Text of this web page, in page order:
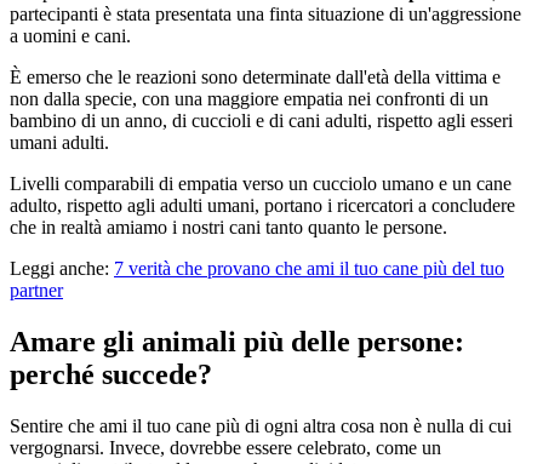
partecipanti è stata presentata una finta situazione di un'aggressione
a uomini e cani.
È emerso che le reazioni sono determinate dall'età della vittima e
non dalla specie, con una maggiore empatia nei confronti di un
bambino di un anno, di cuccioli e di cani adulti, rispetto agli esseri
umani adulti.
Livelli comparabili di empatia verso un cucciolo umano e un cane
adulto, rispetto agli adulti umani, portano i ricercatori a concludere
che in realtà amiamo i nostri cani tanto quanto le persone.
Leggi anche: 7 verità che provano che ami il tuo cane più del tuo
partner
Amare gli animali più delle persone:
perché succede?
Sentire che ami il tuo cane più di ogni altra cosa non è nulla di cui
vergognarsi. Invece, dovrebbe essere celebrato, come un